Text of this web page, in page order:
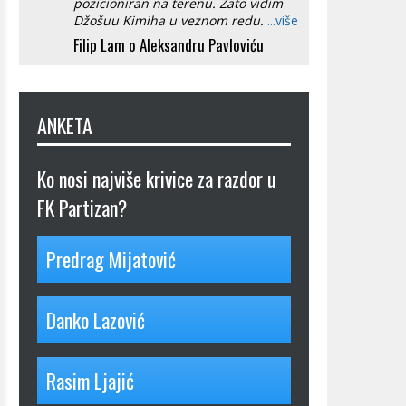
Džošuu Kimiha u veznom redu. ...više
Filip Lam o Aleksandru Pavloviću
ANKETA
Ko nosi najviše krivice za razdor u
FK Partizan?
Predrag Mijatović
Danko Lazović
Rasim Ljajić